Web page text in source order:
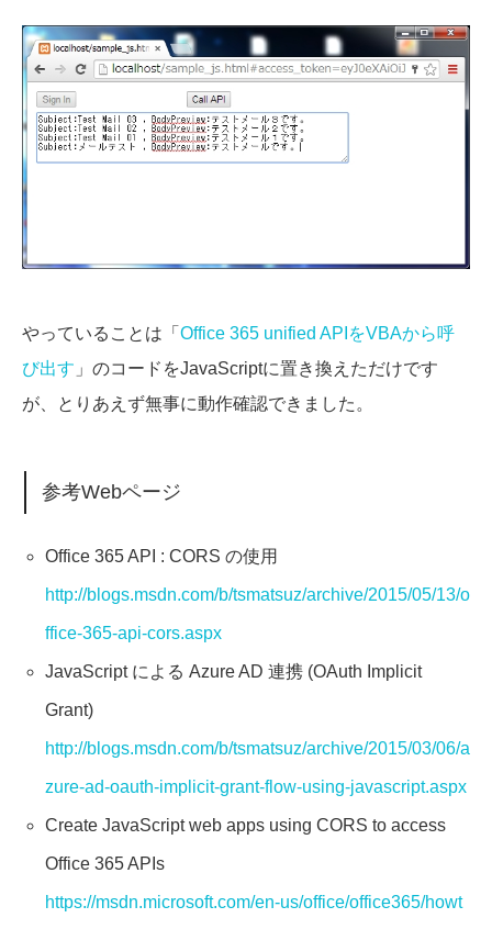
やっていることは「 Office 365 unified APIをVBAから呼
び出す 」のコードをJavaScriptに置き換えただけです
が、とりあえず無事に動作確認できました。
参考Webページ
Office 365 API : CORS の使用
http://blogs.msdn.com/b/tsmatsuz/archive/2015/05/13/o
ffice-365-api-cors.aspx
JavaScript による Azure AD 連携 (OAuth Implicit
Grant)
http://blogs.msdn.com/b/tsmatsuz/archive/2015/03/06/a
zure-ad-oauth-implicit-grant-flow-using-javascript.aspx
Create JavaScript web apps using CORS to access
Office 365 APIs
https://msdn.microsoft.com/en-us/office/office365/howt